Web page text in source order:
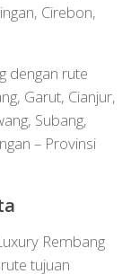
Cirebon,
dengan rute
Garut, Cianjur,
Subang,
– Provinsi
Rembang
tujuan